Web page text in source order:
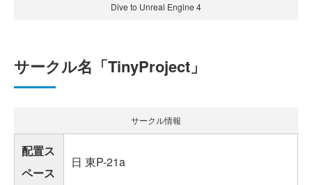
Dive to Unreal Engine 4
サークル名「TinyProject」
サークル情報
配置ス
ペース
日 東P-21a